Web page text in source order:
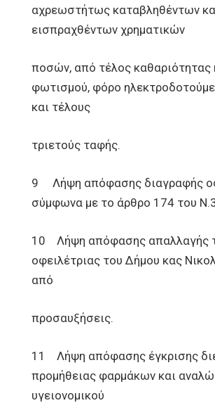
αχρεωστήτως καταβληθέντων
εισπραχθέντων χρηματικών
ποσών, από τέλος καθαριότητας
φωτισμού, φόρο
και τέλους
τριετούς ταφής.
9 Λήψη απόφασης διαγραφής
σύμφωνα με το άρθρο 174 του
10 Λήψη απόφασης απαλλαγής
οφειλέτριας του Δήμου κας
από
προσαυξήσεις.
11 Λήψη απόφασης έγκρισης
προμήθειας φαρμάκων και
υγειονομικού